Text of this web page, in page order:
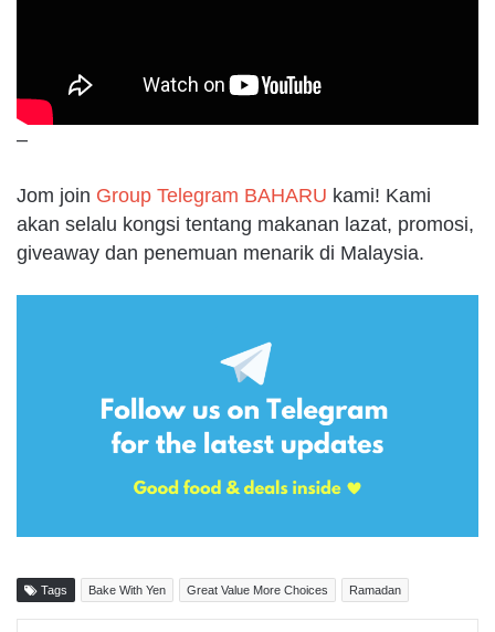
–
Jom join Group Telegram BAHARU kami! Kami
akan selalu kongsi tentang makanan lazat, promosi,
giveaway dan penemuan menarik di Malaysia.
Tags Bake With Yen Great Value More Choices Ramadan